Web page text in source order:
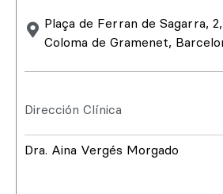
Plaça de Ferran de Sagarra,
Coloma de Gramenet,
Dirección Clínica
Dra. Aina Vergés Morgado